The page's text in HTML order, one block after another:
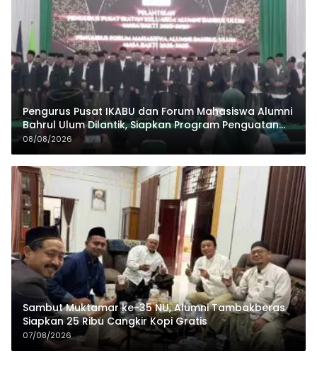
Pengurus Pusat IKABU dan Forum Mahasiswa Alumni
Bahrul Ulum Dilantik, Siapkan Program Penguatan
Organisasi dan Ekonomi
08/08/2026
Sambut Muktamar ke-35 NU, Alumni Tambakberas
Siapkan 25 Ribu Cangkir Kopi Gratis
07/08/2026